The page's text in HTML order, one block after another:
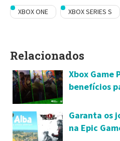
XBOX ONE XBOX SERIES S
Relacionados
Xbox Game
benefícios
Garanta os
na Epic